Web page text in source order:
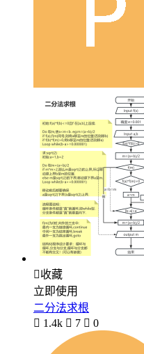
收藏
立即使用
二分法求根
 1.4k  7  0